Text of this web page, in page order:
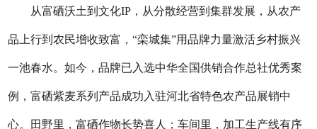
从富硒沃土到文化IP，从分散经营到集群发展，从农产
品上行到农民增收致富，“栾城集”用品牌力量激活乡村振兴
一池春水。如今，品牌已入选中华全国供销合作总社优秀案
例，富硒紫麦系列产品成功入驻河北省特色农产品展销中
心。田野里，富硒作物长势喜人；车间里，加工生产线有序